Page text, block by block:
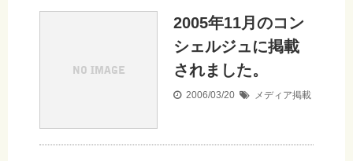
2005年11月のコン
シェルジュに掲載
されました。
2006/03/20 メディア掲載